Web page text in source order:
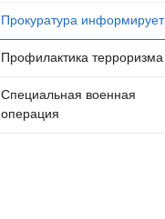
Прокуратура информирует
Профилактика терроризма
Специальная военная
операция